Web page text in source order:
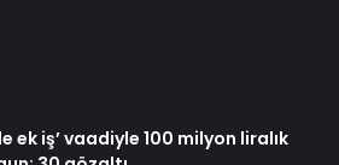
ek iş’ vaadiyle 100 milyon liralık